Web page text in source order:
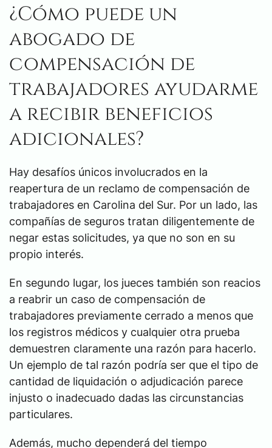
¿Cómo puede un
abogado de
compensación de
trabajadores ayudarme
a recibir beneficios
adicionales?
Hay desafíos únicos involucrados en la
reapertura de un reclamo de compensación de
trabajadores en Carolina del Sur. Por un lado, las
compañías de seguros tratan diligentemente de
negar estas solicitudes, ya que no son en su
propio interés.
En segundo lugar, los jueces también son reacios
a reabrir un caso de compensación de
trabajadores previamente cerrado a menos que
los registros médicos y cualquier otra prueba
demuestren claramente una razón para hacerlo.
Un ejemplo de tal razón podría ser que el tipo de
cantidad de liquidación o adjudicación parece
injusto o inadecuado dadas las circunstancias
particulares.
Además, mucho dependerá del tiempo